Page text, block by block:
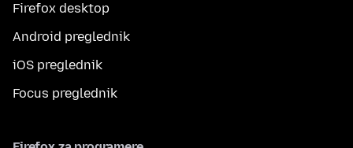
Firefox desktop
Android preglednik
iOS preglednik
Focus preglednik